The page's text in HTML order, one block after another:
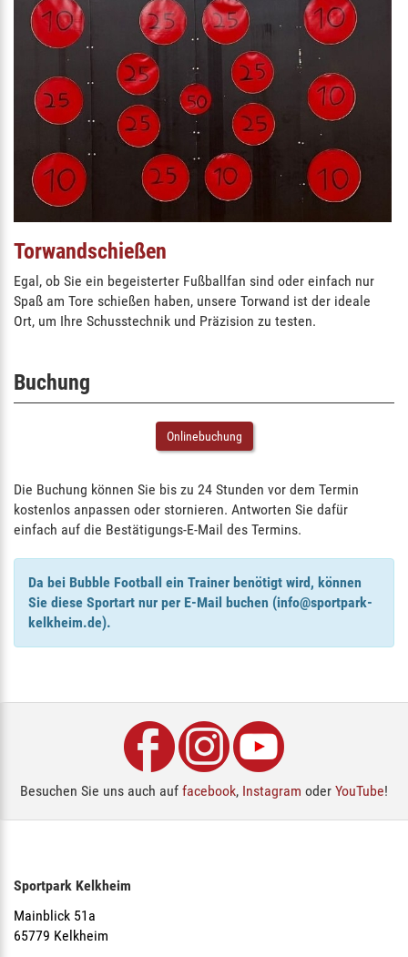
Torwandschießen
Egal, ob Sie ein begeisterter Fußballfan sind oder einfach nur
Spaß am Tore schießen haben, unsere Torwand ist der ideale
Ort, um Ihre Schusstechnik und Präzision zu testen.
Buchung
Onlinebuchung
Die Buchung können Sie bis zu 24 Stunden vor dem Termin
kostenlos anpassen oder stornieren. Antworten Sie dafür
einfach auf die Bestätigungs-E-Mail des Termins.
Da bei Bubble Football ein Trainer benötigt wird, können
Sie diese Sportart nur per E-Mail buchen (info@sportpark-
kelkheim.de).
Besuchen Sie uns auch auf facebook, Instagram oder YouTube!
Sportpark Kelkheim
Mainblick 51a
65779 Kelkheim